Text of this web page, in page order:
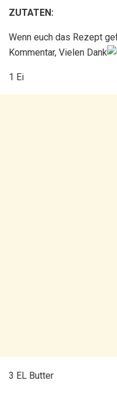
ZUTATEN:
Wenn euch das Rezept
Kommentar, Vielen Dank
1 Ei
3 EL Butter